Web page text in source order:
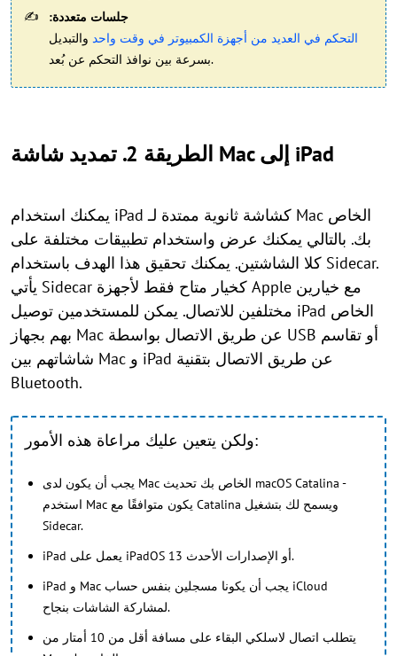
جلسات متعددة:
التحكم في العديد من أجهزة الكمبيوتر في وقت واحد والتبديل
بسرعة بين نوافذ التحكم عن بُعد.
الطريقة 2. تمديد شاشة Mac إلى iPad
يمكنك استخدام iPad كشاشة ثانوية ممتدة لـ Mac الخاص
بك. بالتالي يمكنك عرض واستخدام تطبيقات مختلفة على
كلا الشاشتين. يمكنك تحقيق هذا الهدف باستخدام Sidecar.
يأتي Sidecar كخيار متاح فقط لأجهزة Apple مع خيارين
مختلفين للاتصال. يمكن للمستخدمين توصيل iPad الخاص
بهم بجهاز Mac عن طريق الاتصال بواسطة USB أو تقاسم
شاشاتهم بين Mac و iPad عن طريق الاتصال بتقنية
Bluetooth.
ولكن يتعين عليك مراعاة هذه الأمور:
يجب أن يكون لدى Mac الخاص بك تحديث macOS Catalina -
استخدم Mac يكون متوافقًا مع Catalina ويسمح لك بتشغيل
Sidecar.
iPad يعمل على iPadOS 13 أو الإصدارات الأحدث.
iPad و Mac يجب أن يكونا مسجلين بنفس حساب iCloud
لمشاركة الشاشات بنجاح.
يتطلب اتصال لاسلكي البقاء على مسافة أقل من 10 أمتار من